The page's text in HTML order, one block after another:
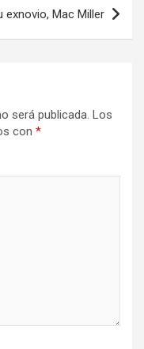
exnovio, Mac Miller
será publicada. Los
con *